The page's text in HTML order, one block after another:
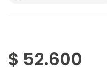
$ 52.600